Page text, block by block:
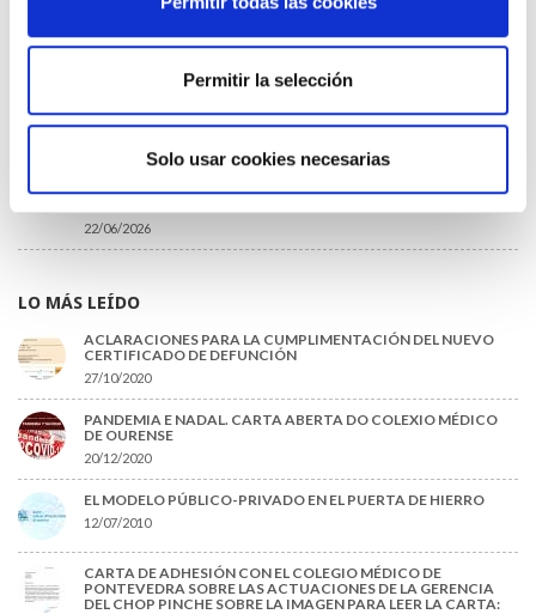
Permitir la selección
Solo usar cookies necesarias
URGENCIAS DEL CHUO
09/07/2026
INFORME SOBRE LA CONSOLIDACIÓN DE GRADO A LAS/LOS
PUESTOS DE JEFATURA / DIRECCIÓN / COORDINACIÓN
03/07/2026
SOSTENIBILIDAD Y SISTEMA SANITARIO: UN COMPROMISO
22/06/2026
LO MÁS LEÍDO
ACLARACIONES PARA LA CUMPLIMENTACIÓN DEL NUEVO
CERTIFICADO DE DEFUNCIÓN
27/10/2020
PANDEMIA E NADAL. CARTA ABERTA DO COLEXIO MÉDICO
DE OURENSE
20/12/2020
EL MODELO PÚBLICO-PRIVADO EN EL PUERTA DE HIERRO
12/07/2010
CARTA DE ADHESIÓN CON EL COLEGIO MÉDICO DE
PONTEVEDRA SOBRE LAS ACTUACIONES DE LA GERENCIA
DEL CHOP PINCHE SOBRE LA IMAGEN PARA LEER LA CARTA: